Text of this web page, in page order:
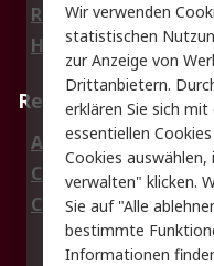
Rücksendungen
Hilfe
Rechtliches
AGB
Cookie-Richtlinie
Copyright/
Wir verwenden
statistischen
zur Anzeige von
Drittanbietern.
erklären Sie sich
essentiellen
Cookies auswählen,
verwalten" klicken.
Sie auf "Alle
bestimmte
Informationen